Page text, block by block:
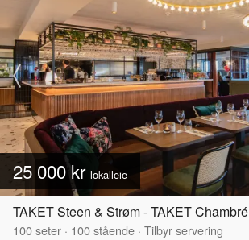
25 000 kr lokalleie
TAKET Steen & Strøm - TAKET Chambré
100seter · 100stående · Tilbyr servering